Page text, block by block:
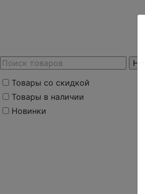
Товары со скидкой
Товары в наличии
Новинки